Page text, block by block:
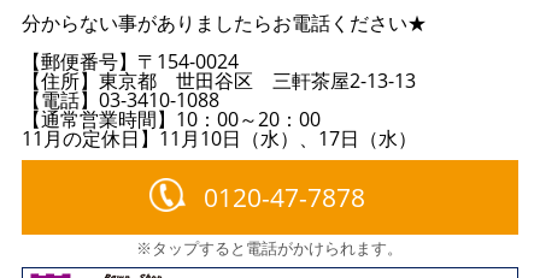
分からない事がありましたらお電話ください★
【郵便番号】〒154-0024
【住所】東京都 世田谷区 三軒茶屋2-13-13
【電話】03-3410-1088
【通常営業時間】10：00～20：00
11月の定休日】11月10日（水）、17日（水）
0120-47-7878
※タップすると電話がかけられます。